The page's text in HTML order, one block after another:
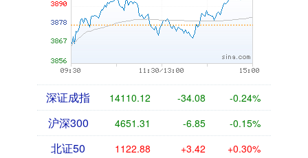
深证成指 14110.12 -34.08 -0.24%
沪深300 4651.31 -6.85 -0.15%
北证50 1122.88 +3.42 +0.30%